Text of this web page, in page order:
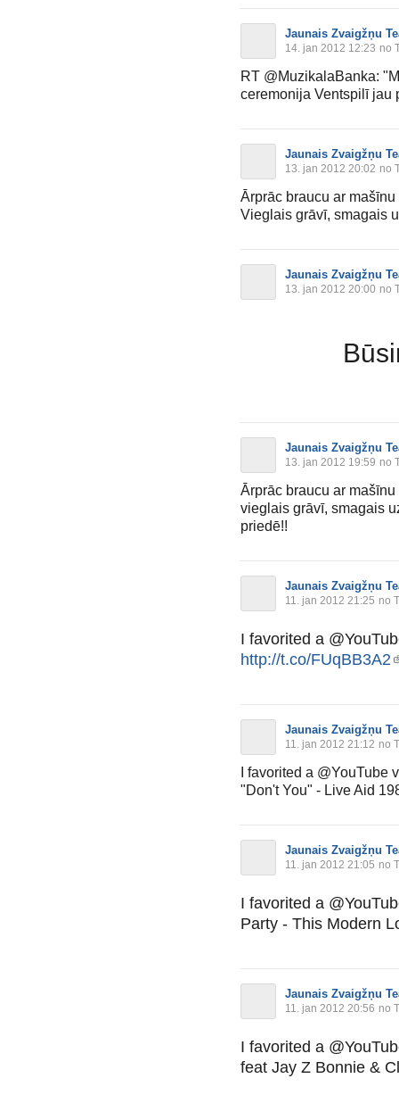
Jaunais Zvaigžņu
14. jan 2012 12:23 no
RT @MuzikalaBanka:
ceremonija Ventspilī jau
Jaunais Zvaigžņu
13. jan 2012 20:02 no
Ārprāc braucu ar
Vieglais grāvī, smagais
Jaunais Zvaigžņu
13. jan 2012 20:00 no
Jaunais Zvaigžņu
13. jan 2012 19:59 no
Ārprāc braucu ar
vieglais grāvī, smagais
priedē!!
Jaunais Zvaigžņu
11. jan 2012 21:25 no
I favorited a
http://t.co/FUqBB3A2
Jaunais Zvaigžņu
11. jan 2012 21:12 no
I favorited a @YouTube
"Don't You" - Live Aid
Jaunais Zvaigžņu
11. jan 2012 21:05 no
I favorited a
Party - This Modern
Jaunais Zvaigžņu
11. jan 2012 20:56 no
I favorited a
feat Jay Z Bonnie &